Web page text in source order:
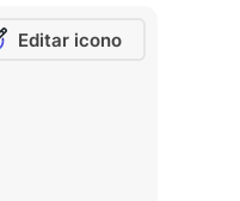
Editar icono